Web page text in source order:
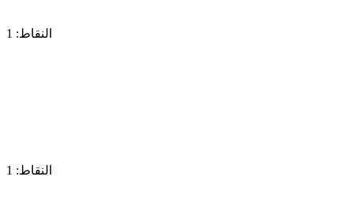
النقاط: 1
النقاط: 1